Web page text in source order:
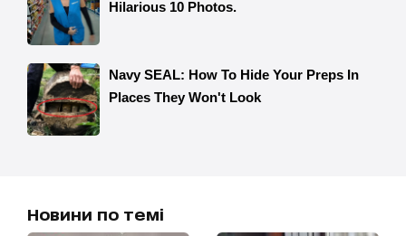
Новини по темі